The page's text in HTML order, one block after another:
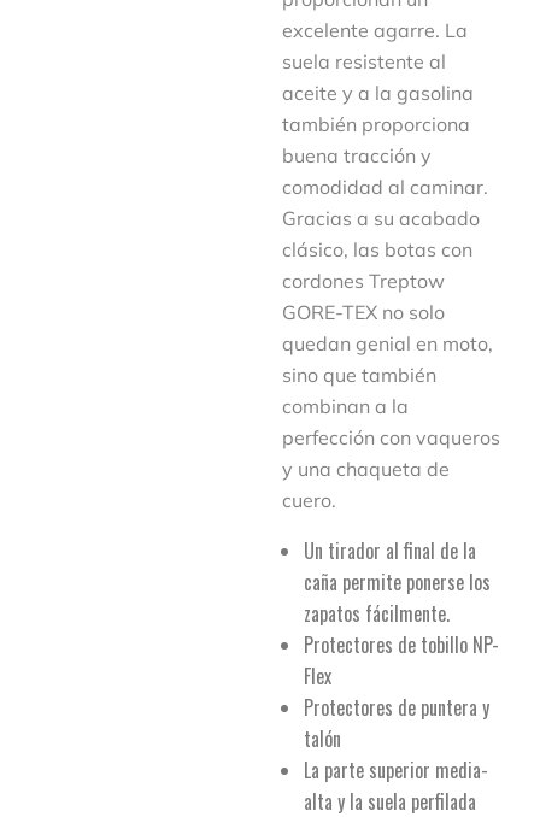
excelente agarre. La
suela resistente al
aceite y a la gasolina
también proporciona
buena tracción y
comodidad al caminar.
Gracias a su acabado
clásico, las botas con
cordones Treptow
GORE-TEX no solo
quedan genial en moto,
sino que también
combinan a la
perfección con vaqueros
y una chaqueta de
cuero.
Un tirador al final de la
caña permite ponerse los
zapatos fácilmente.
Protectores de tobillo NP-
Flex
Protectores de puntera y
talón
La parte superior media-
alta y la suela perfilada